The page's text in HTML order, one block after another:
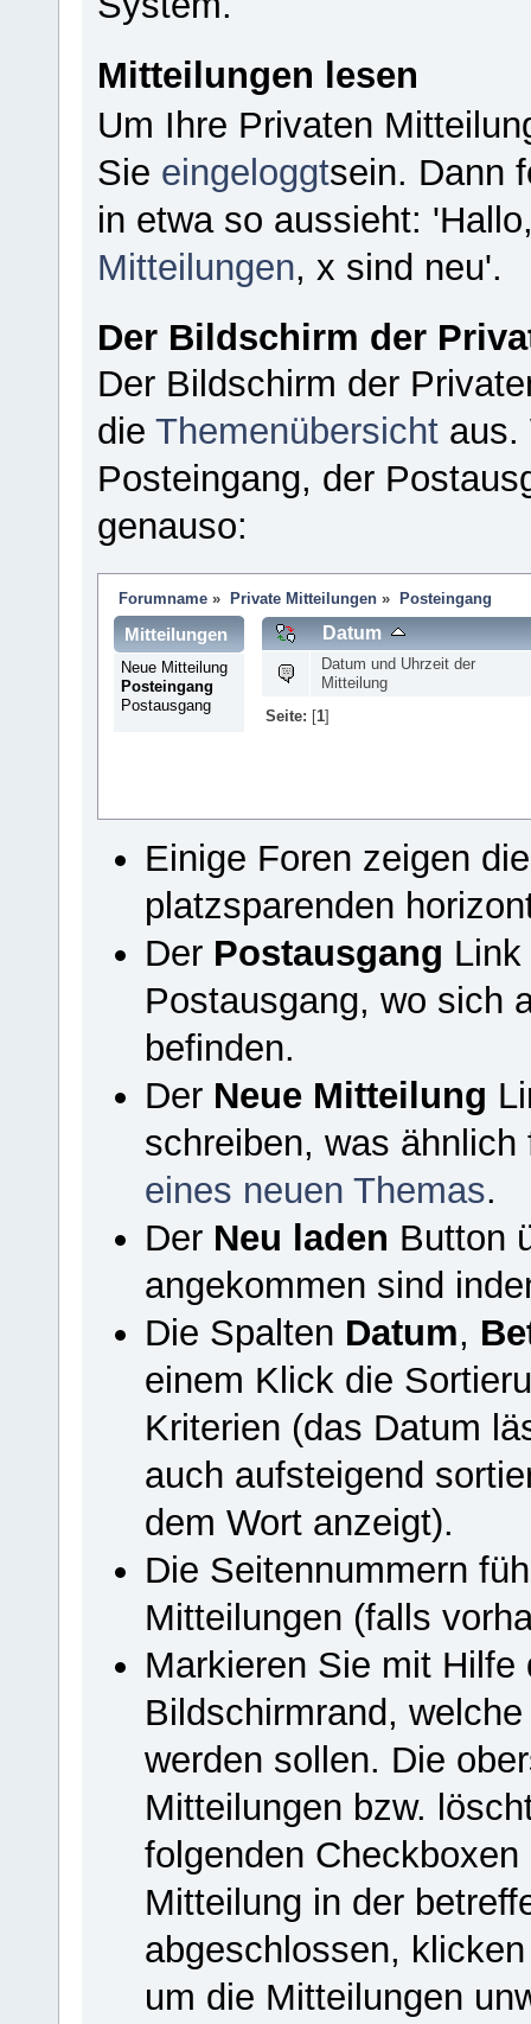
Mitteilungen lesen
Um Ihre Privaten
Sie eingeloggtsein. Dann
in etwa so aussieht:
Mitteilungen, x sind neu'.
Der Bildschirm der
Der Bildschirm der
die Themenübersichtaus.
Posteingang, der
genauso:
Forumname» Private Mitteilungen» Posteingang
Mitteilungen
Neue Mitteilung
Posteingang
Postausgang
Datum
Datum und Uhrzeit der
Mitteilung
Seite: [1]
Einige Foren zeigen
platzsparenden
Der Postausgang
Postausgang, wo sich
befinden.
Der Neue Mitteilung
schreiben, was
eines neuen Themas.
Der Neu laden Button
angekommen sind
Die Spalten Datum,
einem Klick die
Kriterien (das Datum
auch aufsteigend
dem Wort anzeigt).
Die Seitennummern
Mitteilungen (falls
Markieren Sie mit
Bildschirmrand,
werden sollen. Die
Mitteilungen bzw.
folgenden
Mitteilung in der
abgeschlossen,
um die Mitteilungen